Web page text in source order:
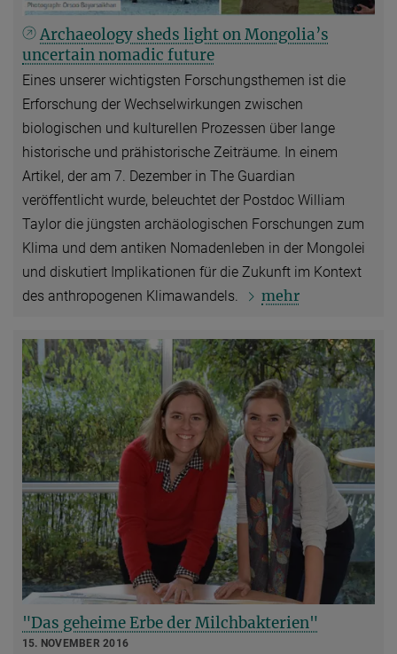
Archaeology sheds light on Mongolia’s
uncertain nomadic future
Eines unserer wichtigsten Forschungsthemen ist die
Erforschung der Wechselwirkungen zwischen
biologischen und kulturellen Prozessen über lange
historische und prähistorische Zeiträume. In einem
Artikel, der am 7. Dezember in The Guardian
veröffentlicht wurde, beleuchtet der Postdoc William
Taylor die jüngsten archäologischen Forschungen zum
Klima und dem antiken Nomadenleben in der Mongolei
und diskutiert Implikationen für die Zukunft im Kontext
des anthropogenen Klimawandels.
mehr
"Das geheime Erbe der Milchbakterien"
15. NOVEMBER 2016